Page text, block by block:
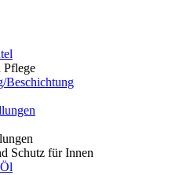
Pflege
Beschichtung
Schutz für Innen